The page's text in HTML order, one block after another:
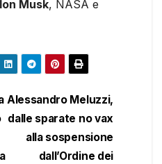
Musk, NASA e
Alessandro Meluzzi,
dalle sparate no vax
alla sospensione
dall’Ordine dei